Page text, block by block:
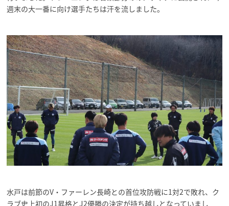
週末の大一番に向け選手たちは汗を流しました。
水戸は前節のV・ファーレン長崎との首位攻防戦に1対2で敗れ、ク
ラブ史上初のJ1昇格とJ2優勝の決定が持ち越しとなっていまし